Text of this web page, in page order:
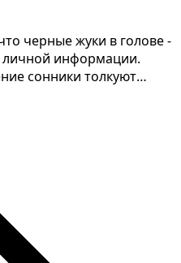
черные жуки в голове -
личной информации.
сонники толкуют